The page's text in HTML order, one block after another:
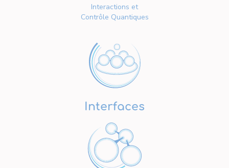
Interactions et
Contrôle Quantiques
Interfaces